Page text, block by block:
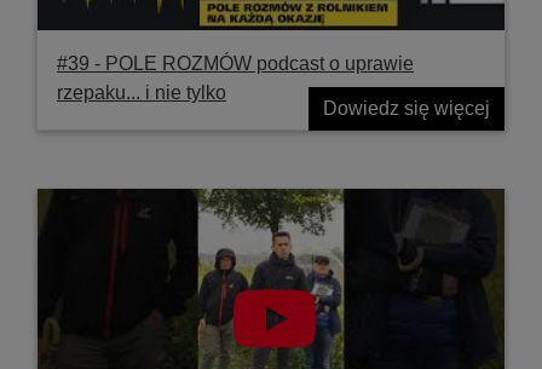
#39 ‐ POLE ROZMÓW podcast o uprawie
rzepaku... i nie tylko
Dowiedz się więcej